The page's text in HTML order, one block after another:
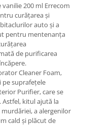
200 ml Errecom
curățarea și
auto și a
pentru mentenanța
de purificarea
Cleaner Foam,
pe suprafețele
Purifier, care se
kitul ajută la
a alergenilor
cald și plăcut de